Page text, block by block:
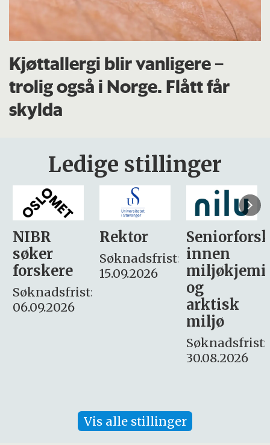
Kjøttallergi blir vanligere –
trolig også i Norge. Flått får
skylda
Ledige stillinger
Rektor
Søknadsfrist:
15.09.2026
Seniorforsker
innen
miljøkjemi
søker
– fast
Søknadsfrist:
16. august.
Vis alle stillinger